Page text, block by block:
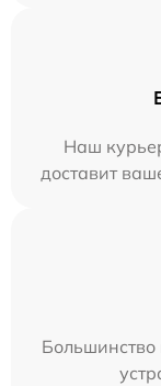
Наш
доставит
Большинство